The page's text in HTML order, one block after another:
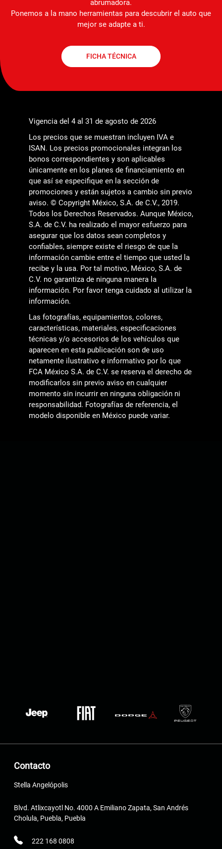
abrumadora.
Ponemos a la mano herramientas para descubrir el auto que
mejor se adapte a ti.
FICHA TÉCNICA
Vigencia del 4 al 31 de agosto de 2026
Los precios que se muestran incluyen IVA e
ISAN. Los precios promocionales integran los
bonos correspondientes y son aplicables
únicamente en los planes de financiamiento en
que así se especifique en la sección de
promociones y están sujetos a cambio sin previo
aviso. © Copyright México, S.A. de C.V., 2019.
Todos los Derechos Reservados. Aunque México,
S.A. de C.V. ha realizado el mayor esfuerzo para
asegurar que los datos sean completos y
confiables, siempre existe el riesgo de que la
información cambie entre el tiempo que usted la
recibe y la usa. Por tal motivo, México, S.A. de
C.V. no garantiza de ninguna manera la
información. Por favor tenga cuidado al utilizar la
información.
Las fotografías, equipamientos, colores,
características, materiales, especificaciones
técnicas y/o accesorios de los vehículos que
aparecen en esta publicación son de uso
netamente ilustrativo e informativo por lo que
FCA México S.A. de C.V. se reserva el derecho de
modificarlos sin previo aviso en cualquier
momento sin incurrir en ninguna obligación ni
responsabilidad. Fotografías de referencia, el
modelo disponible en México puede variar.
Contacto
Stella Angelópolis
Blvd. Atlixcayotl No. 4000 A Emiliano Zapata, San Andrés
Cholula, Puebla, Puebla
222 168 0808